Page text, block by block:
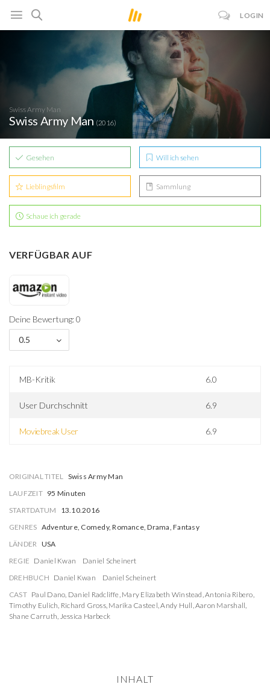
LOGIN
Swiss Army Man
Swiss Army Man (2016)
Gesehen Will ich sehen
Lieblingsfilm Sammlung
Schaue ich gerade
VERFÜGBAR AUF
Deine Bewertung: 0
0.5
MB-Kritik 6.0
User Durchschnitt 6.9
Moviebreak User 6.9
ORIGINAL TITEL Swiss Army Man
LAUFZEIT 95 Minuten
STARTDATUM
13.10.2016
GENRES Adventure, Comedy, Romance, Drama, Fantasy
LÄNDER USA
REGIE Daniel Kwan
Daniel Scheinert
DREHBUCH Daniel Kwan
Daniel Scheinert
CAST Paul Dano, Daniel Radcliffe, Mary Elizabeth Winstead,Antonia Ribero,
Timothy Eulich, Richard Gross, Marika Casteel,Andy Hull,Aaron Marshall,
Shane Carruth, Jessica Harbeck
INHALT